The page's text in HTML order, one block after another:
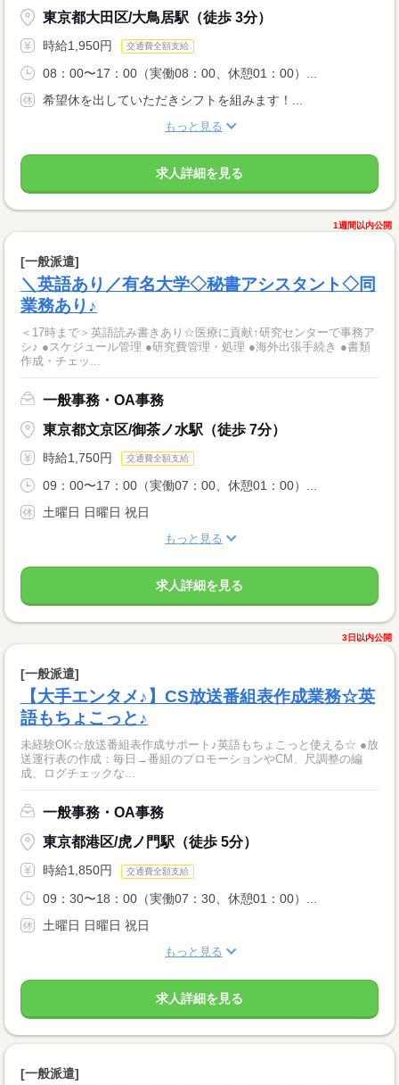
東京都大田区/大鳥居駅（徒歩 3分）
時給1,950円 交通費全額支給
08：00〜17：00（実働08：00、休憩01：00）...
希望休を出していただきシフトを組みます！...
もっと見る
求人詳細を見る
1週間以内公開
[一般派遣]
＼英語あり／有名大学◇秘書アシスタント◇同
業務あり♪
＜17時まで＞英語読み書きあり☆医療に貢献↑研究センターで事務ア
シ♪ ●スケジュール管理 ●研究費管理・処理 ●海外出張手続き ●書類
作成・チェッ...
一般事務・OA事務
東京都文京区/御茶ノ水駅（徒歩 7分）
時給1,750円 交通費全額支給
09：00〜17：00（実働07：00、休憩01：00）...
土曜日 日曜日 祝日
もっと見る
求人詳細を見る
3日以内公開
[一般派遣]
【大手エンタメ♪】CS放送番組表作成業務☆英
語もちょこっと♪
未経験OK☆放送番組表作成サポート♪英語もちょこっと使える☆ ●放
送運行表の作成：毎日→番組のプロモーションやCM、尺調整の編
成、ログチェックな...
一般事務・OA事務
東京都港区/虎ノ門駅（徒歩 5分）
時給1,850円 交通費全額支給
09：30〜18：00（実働07：30、休憩01：00）...
土曜日 日曜日 祝日
もっと見る
求人詳細を見る
[一般派遣]